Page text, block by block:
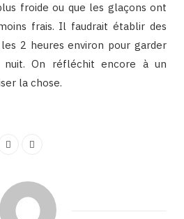
froide ou que les glaçons ont
frais. Il faudrait établir des
2 heures environ pour garder
On réfléchit encore à un
la chose.